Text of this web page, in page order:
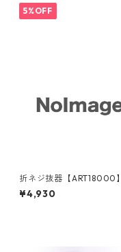
5%OFF
折ネジ抜器【ART18000】
¥4,930